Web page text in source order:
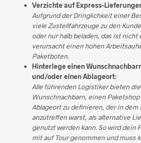
Verzichte auf Express-
Aufgrund der Dringlichkeit einer
viele Zustellfahrzeuge zu den
oder nur halb beladen, das ist nicht
verursacht einen hohen
Paketboten.
Hinterlege einen
und/oder einen Ablageort:
Alle führenden Logistiker bieten
Wunschnachbarn, einen
Ablageort zu definieren, der in dem
anzutreffen warst, als alternative
genutzt werden kann. So wird dein
mit auf Tour genommen und muss